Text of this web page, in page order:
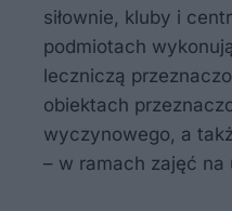
siłownie, kluby i
podmiotach
leczniczą
obiektach
wyczynowego, a
– w ramach zajęć na